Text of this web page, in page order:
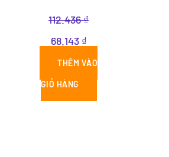
112.436₫
68.143 ₫
THÊM VÀO
GIỎ HÀNG